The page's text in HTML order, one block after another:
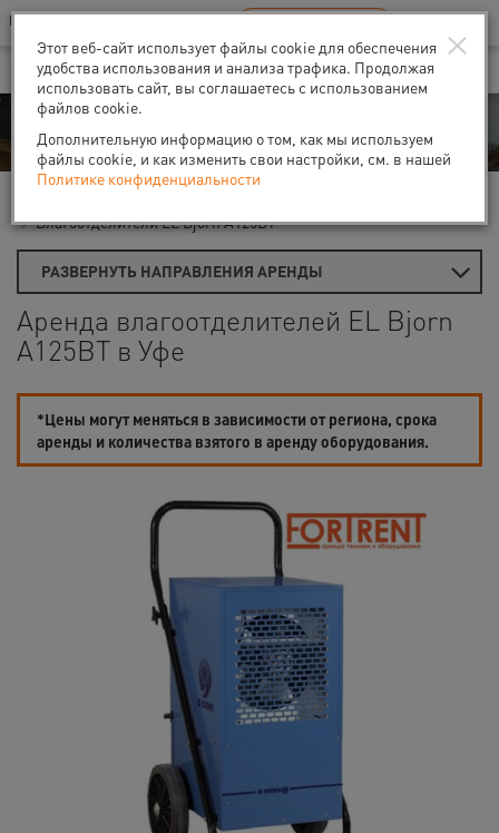
Ваш город:Уфа
В Вашем регионе нет наших офисов RU EN
Аренда
Влагоотделители EL Bjorn A125BT
РАЗВЕРНУТЬ НАПРАВЛЕНИЯ АРЕНДЫ
Аренда влагоотделителей EL Bjorn
A125BT в Уфе
*Цены могут меняться в зависимости от региона, срока
аренды и количества взятого в аренду оборудования.
×
Этот веб-сайт использует файлы cookie для обеспечения
удобства использования и анализа трафика. Продолжая
использовать сайт, вы соглашаетесь с использованием
файлов cookie.
Дополнительную информацию о том, как мы используем
файлы cookie, и как изменить свои настройки, см. в нашей
Политике конфиденциальности